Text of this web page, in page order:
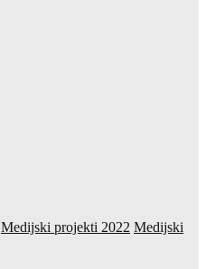
Medijski projekti 2022 Medijski